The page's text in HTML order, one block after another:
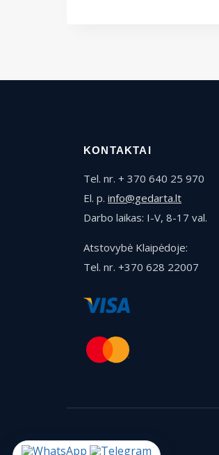
KONTAKTAI
Tel. nr. + 370 640 25 970
El. p. info@gedarta.lt
Darbo laikas: I-V, 8-17 val.
Atstovybė Klaipėdoje:
Tel. nr. +370 628 22007
© 2026 Gedarta.lt